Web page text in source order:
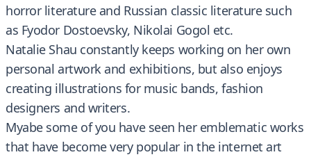
horror literature and Russian classic literature such
as Fyodor Dostoevsky, Nikolai Gogol etc.
Natalie Shau constantly keeps working on her own
personal artwork and exhibitions, but also enjoys
creating illustrations for music bands, fashion
designers and writers.
Myabe some of you have seen her emblematic works
that have become very popular in the internet art